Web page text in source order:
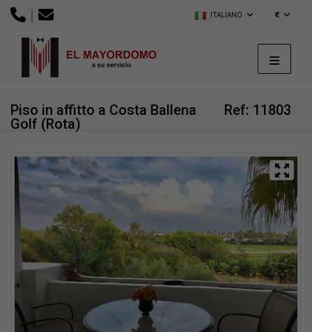
| ITALIANO €
Ref: 11803
Piso in affitto a Costa Ballena
Golf (Rota)